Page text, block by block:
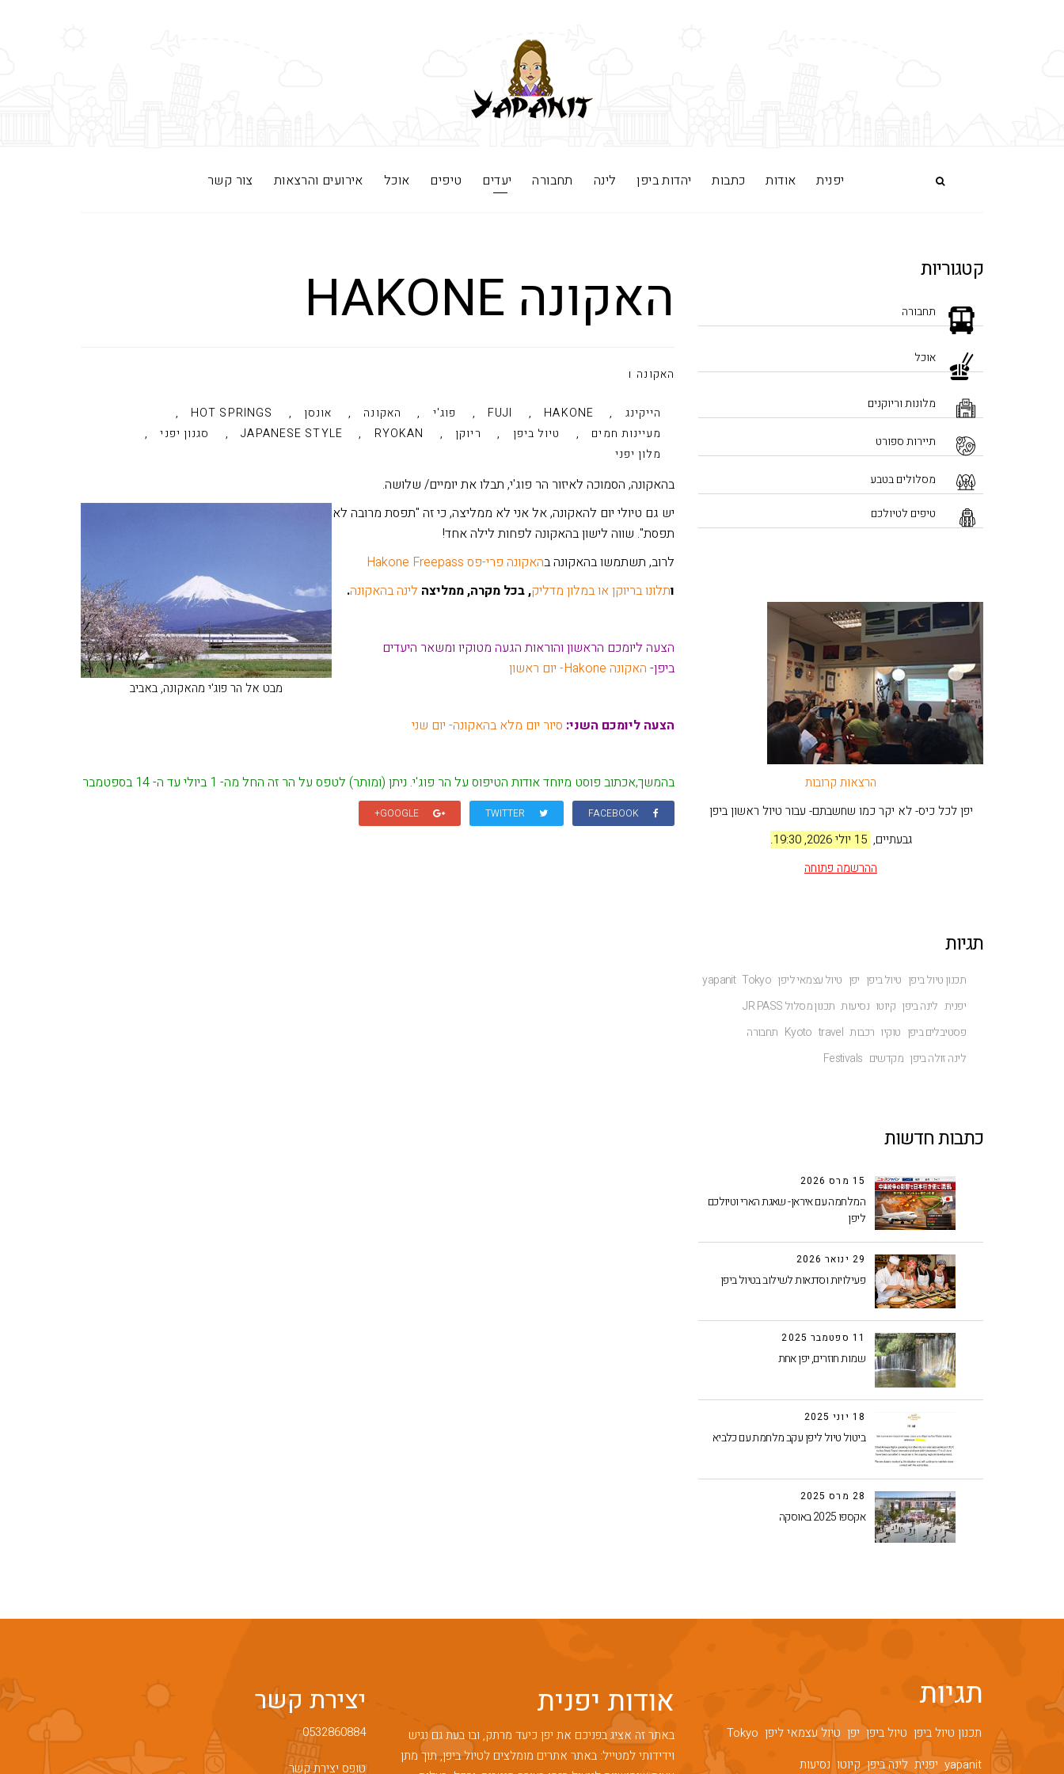
יפנית אודות כתבות יהדות ביפן לינה תחבורה יעדים טיפים אוכל אירועים והרצאות צור קשר
קטגוריות
תחבורה
אוכל
מלונות וריוקנים
תיירות ספורט
מסלולים בטבע
טיפים לטיולכם
הרצאות קרובות
יפן לכל כיס- לא יקר כמו שחשבתם- עבור טיול ראשון ביפן
גבעתיים, 15 יולי 2026, 19:30.
ההרשמה פתוחה
תגיות
תכנון טיול ביפן טיול ביפן יפן טיול עצמאי ליפן Tokyo
yapanit
יפנית לינה ביפן קיוטו נסיעות תכנון מסלול JR PASS
פסטיבלים ביפן טוקיו רכבות travel
Kyoto תחבורה
לינה זולה ביפן מקדשים Festivals
כתבות חדשות
15 מרס 2026
המלחמה עם איראן- שאגת הארי וטיולכם
ליפן
29 ינואר 2026
פעילויות וסדנאות לשילוב בטיול ביפן
11 ספטמבר 2025
שמות חוזרים, יפן אחת
18 יוני 2025
ביטול טיול ליפן עקב מלחמת עם כלביא
28 מרס 2025
אקספו 2025 באוסקה
האקונה HAKONE
האקונה
הייקינג ,
HAKONE
,
FUJI
, פוג'י , האקונה , אונסן ,
HOT SPRINGS
,
מעיינות חמים , טיול ביפן , ריוקן ,
RYOKAN
,
JAPANESE STYLE
, סגנון יפני ,
מלון יפני
בהאקונה, הסמוכה לאיזור הר פוג'י, תבלו את יומיים/ שלושה.
מבט אל הר פוג'י מהאקונה, באביב
יש גם טיולי יום להאקונה, אל אני לא ממליצה, כי זה "תפסת מרובה לא
תפסת". שווה לישון בהאקונה לפחות לילה אחד!
לרוב, תשתמשו בהאקונה בהאקונה פרי-פס Hakone Freepass
ותלונו בריוקן או במלון מדליק, בכל מקרה, ממליצה לינה בהאקונה.
הצעה ליומכם הראשון והוראות הגעה מטוקיו ומשאר היעדים
ביפן- האקונה Hakone- יום ראשון
הצעה ליומכם השני: סיור יום מלא בהאקונה- יום שני
בהמשך,אכתוב פוסט מיוחד אודות הטיפוס על הר פוג'י. ניתן (ומותר) לטפס על הר זה החל מה- 1 ביולי עד ה- 14 בספטמבר
FACEBOOK
TWITTER
GOOGLE+
תגיות
תכנון טיול ביפן טיול ביפן יפן טיול עצמאי ליפן Tokyo
yapanit יפנית לינה ביפן קיוטו נסיעות
אודות יפנית
באתר זה אציג בפניכם את יפן כיעד מרתק, ובו בעת גם נגיש
וידידותי למטייל: באתר אתרים מומלצים לטיול ביפן, תוך מתן
יצירת קשר
0532860884
טופס יצירת קשר